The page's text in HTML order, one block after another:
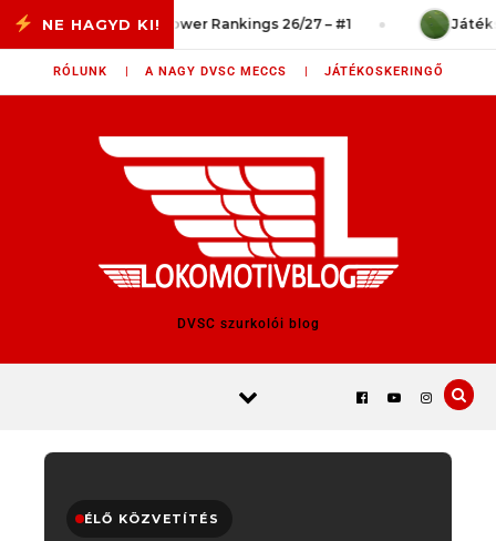
Skip to content
Power Rankings 26/27 – #1
RÓLUNK | A NAGY DVSC MECCS | JÁTÉKOSKERINGŐ
DVSC szurkolói blog
ÉLŐ KÖZVETÍTÉS